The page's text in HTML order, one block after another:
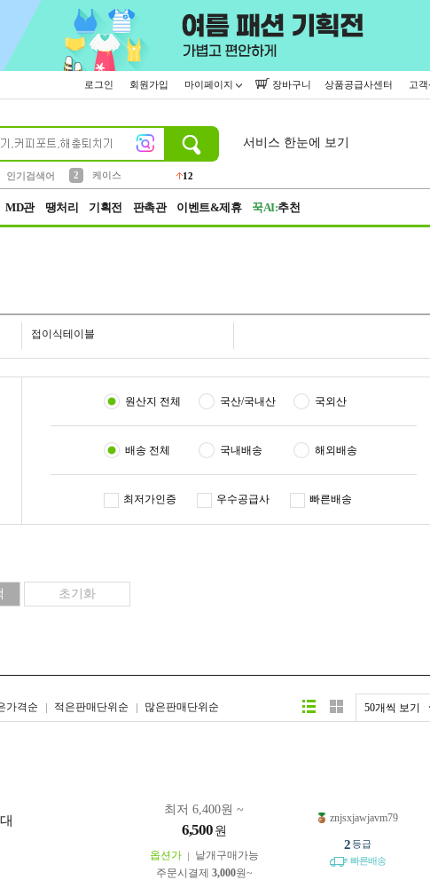
로그인 회원가입 마이페이지 장바구니 상품공급사센터 고객
인기검색어
2
케이스
12
서비스 한눈에 보기
MD관 땡처리 기획전 판촉관 이벤트&제휴 꾹AI:추천
접이식테이블
원산지 전체 국산/국내산 국외산
배송 전체 국내배송 해외배송
최저가인증 우수공급사 빠른배송
가격순 적은판매단위순 많은판매단위순 50개씩 보기
최저 6,400원 ~
6,500 원
옵션가
낱개구매가능
주문시결제 3,000원~
znjsxjawjavm79
2등급
빠른배송